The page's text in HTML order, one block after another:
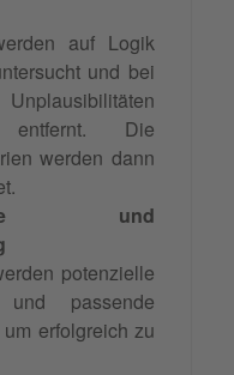
auf Logik
und bei
Die
werden dann
und
potenzielle
passende
erfolgreich zu